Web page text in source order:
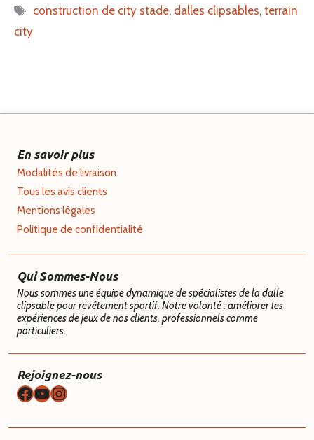
Étiquettes
construction de city stade, dalles clipsables,terrain
city
En savoir plus
Modalités de livraison
Tous les avis clients
Mentions légales
Politique de confidentialité
Qui Sommes-Nous
Nous sommes une équipe dynamique de spécialistes de la dalle
clipsable pour revêtement sportif. Notre volonté : améliorer les
expériences de jeux de nos clients, professionnels comme
particuliers.
Rejoignez-nous
Facebook
YouTube
Instagram